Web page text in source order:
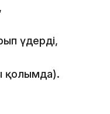
үдерді,
қолымда).